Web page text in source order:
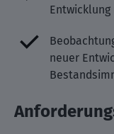
neuer